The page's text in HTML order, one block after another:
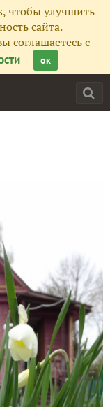
чтобы улучшить
сайта.
соглашаетесь с
ок
12